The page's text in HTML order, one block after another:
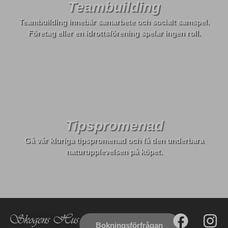
Teambuilding
Teambuilding innebär samarbete och socialt samspel.
Företag eller en idrottsförening spelar ingen roll.
Tipspromenad
Gå vår kluriga tipspromenad och få den underbara
naturupplevelsen på köpet.
Bokningsförfrågan